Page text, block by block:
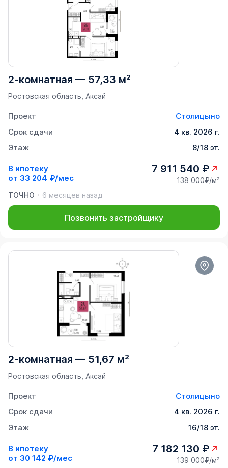
2-комнатная — 57,33 м²
Ростовская область, Аксай
Проект
Столицыно
Срок сдачи
4 кв. 2026 г.
Этаж
8/18 эт.
В ипотеку
от 33 204 ₽/мес
7 911 540 ₽
138 000₽/м²
ТОЧНО
6 месяцев назад
Позвонить застройщику
2-комнатная — 51,67 м²
Ростовская область, Аксай
Проект
Столицыно
Срок сдачи
4 кв. 2026 г.
Этаж
16/18 эт.
В ипотеку
от 30 142 ₽/мес
7 182 130 ₽
139 000₽/м²